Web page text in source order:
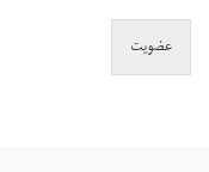
عضویت